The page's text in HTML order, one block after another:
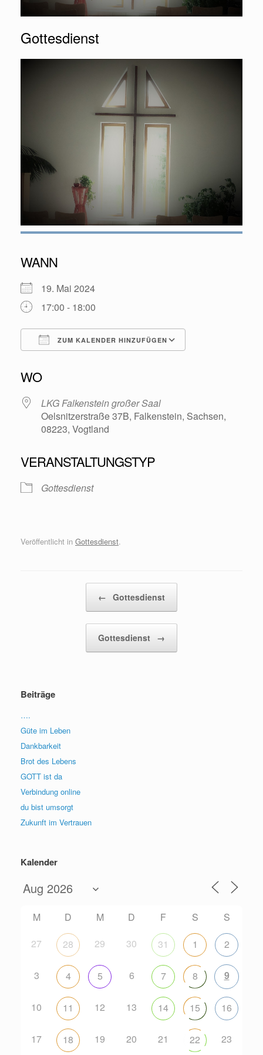
Gottesdienst
WANN
19. Mai 2024
17:00 - 18:00
ZUM KALENDER HINZUFÜGEN
WO
LKG Falkenstein großer Saal
Oelsnitzerstraße 37B, Falkenstein, Sachsen,
08223, Vogtland
VERANSTALTUNGSTYP
Gottesdienst
Veröffentlicht in Gottesdienst.
← Gottesdienst
Gottesdienst →
Beiträge
….
Güte im Leben
Dankbarkeit
Brot des Lebens
GOTT ist da
Verbindung online
du bist umsorgt
Zukunft im Vertrauen
Kalender
M D M D F S
S
27
28 29 30 31 1 2
3 4 5 6 7 8 9
10 11 12 13 14 15 16
17 18 19 20 21 22 23